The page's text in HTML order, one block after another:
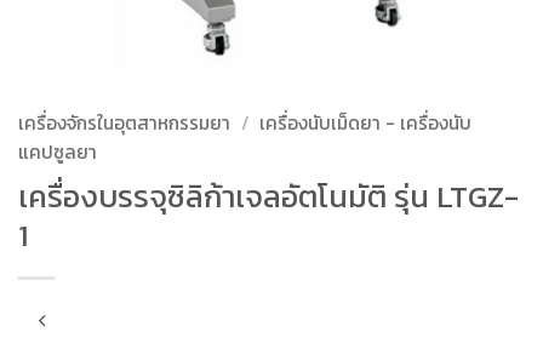
เครื่องจักรในอุตสาหกรรมยา / เครื่องนับเม็ดยา - เครื่องนับ
แคปซูลยา
เครื่องบรรจุซิลิก้าเจลอัตโนมัติ รุ่น LTGZ-
1